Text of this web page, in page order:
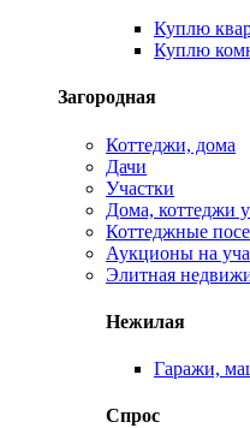
Куплю
Куплю
Загородная
Коттеджи, дома
Дачи
Участки
Дома, коттеджи у
Коттеджные
Аукционы на
Элитная
Нежилая
Гаражи,
Спрос